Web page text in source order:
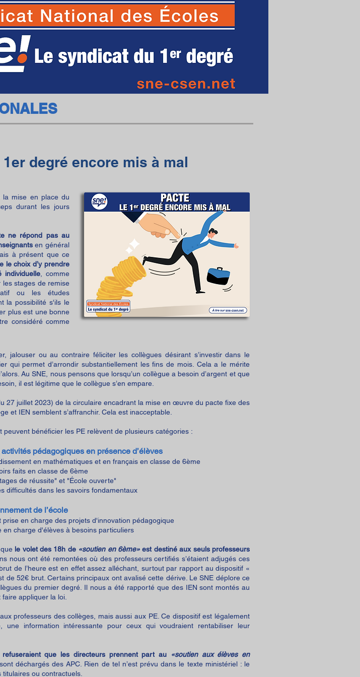
1er degré encore mis à mal
la mise en place du
durant les jours
ne répond pas au
en général
à présent que ce
le choix d’y prendre
individuelle , comme
stages de remise
ou les études
la possibilité s'ils le
plus est une bonne
considéré comme
jalouser ou au contraire féliciter les collègues désirant s’investir dans le
qui permet d’arrondir substantiellement les fins de mois. Cela a le mérite
Au SNE, nous pensons que lorsqu’un collègue a besoin d’argent et que
, il est légitime que le collègue s’en empare.
27 juillet 2023) de la circulaire encadrant la mise en œuvre du pacte fixe des
e et IEN semblent s’affranchir. Cela est inacceptable.
bénéficier les PE relèvent de plusieurs catégories :
pédagogiques en présence d’élèves
en mathématiques et en français en classe de 6ème
faits en classe de 6ème
de réussite" et "École ouverte"
difficultés dans les savoirs fondamentaux
de l’école
en charge des projets d'innovation pédagogique
charge d'élèves à besoins particuliers
le volet des 18h de «soutien en 6ème» est destiné aux seuls professeurs
nous ont été remontées où des professeurs certifiés s’étaient adjugés ces
de l’heure est en effet assez alléchant, surtout par rapport au dispositif «
de 52€ brut. Certains principaux ont avalisé cette dérive. Le SNE déplore ce
gues du premier degré . Il nous a été rapporté que des IEN sont montés au
appliquer la loi.
professeurs des collèges, mais aussi aux PE. Ce dispositif est légalement
, une information intéressantepour ceux qui voudraient rentabiliser leur
que les directeurs prennent part au
«soutien aux élèves en
déchargés des APC. Rien de tel n’est prévu dans le texte ministériel : le
ou contractuels.
SNE - Syndicat National des Ecoles